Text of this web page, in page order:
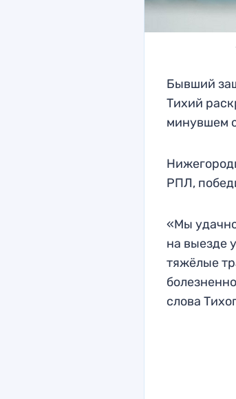
Бывший
Тихий
минувшем
РПЛ,
«Мы
на выезде
тяжёлые
слова